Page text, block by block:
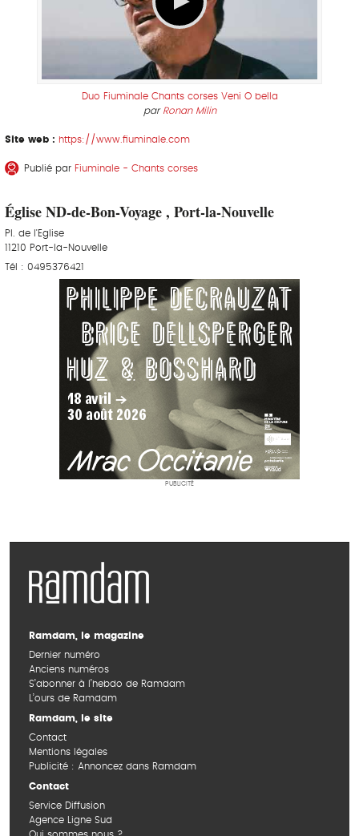
Duo Fiuminale Chants corses Veni O bella
par Ronan Milin
Site web : https://www.fiuminale.com
Publié par Fiuminale - Chants corses
Église ND-de-Bon-Voyage , Port-la-Nouvelle
Pl. de l'Eglise
11210 Port-la-Nouvelle
Tél : 0495376421
PUBLICITÉ
Ramdam, le magazine
Dernier numéro
Anciens numéros
S’abonner à l’hebdo de Ramdam
L’ours de Ramdam
Ramdam, le site
Contact
Mentions légales
Publicité : Annoncez dans Ramdam
Contact
Service Diffusion
Agence Ligne Sud